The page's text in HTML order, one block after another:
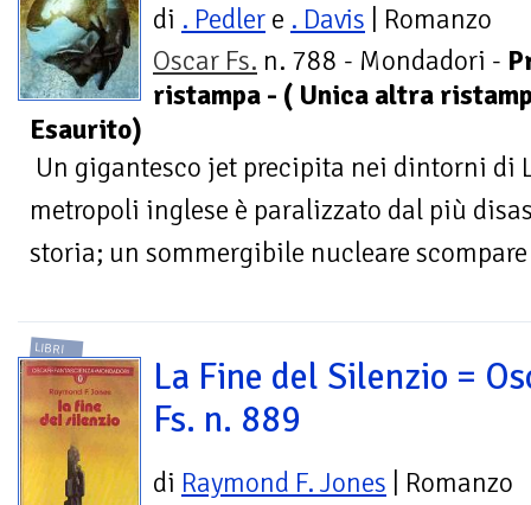
di . Pedler e . Davis | Romanzo
Oscar Fs. n. 788 - Mondadori -
ristampa - ( Unica altra
Esaurito)
Un gigantesco jet precipita nei dintorni di
metropoli inglese è paralizzato dal più
storia; un sommergibile nucleare
LIBRI
La Fine del Silenzio =
Fs. n. 889
di Raymond F. Jones | Romanzo